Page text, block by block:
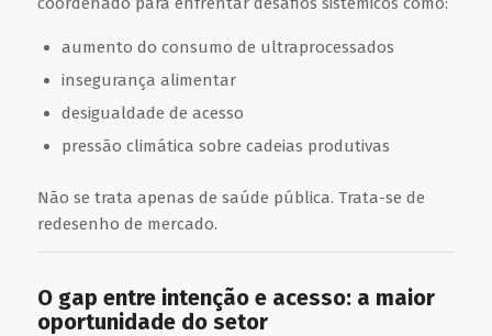
aumento do consumo de ultraprocessados
insegurança alimentar
desigualdade de acesso
pressão climática sobre cadeias produtivas
Não se trata apenas de saúde pública. Trata-se de
redesenho de mercado.
O gap entre intenção e acesso: a maior
oportunidade do setor